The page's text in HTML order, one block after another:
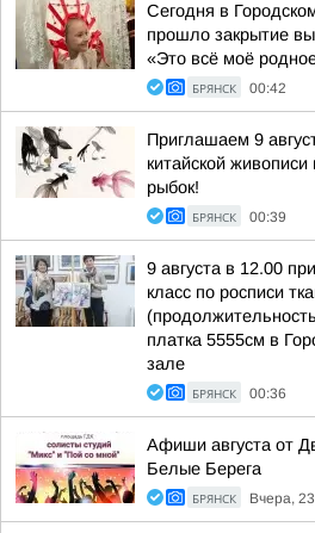
Сегодня в
прошло закрытие
«Это всё моё
БРЯНСК 00:42
Приглашаем 9
китайской
рыбок!
БРЯНСК 00:39
9 августа в 12.00
класс по росписи
платка 5555см в
зале
БРЯНСК 00:36
Афиши августа от
Белые Берега
БРЯНСК Вчера,